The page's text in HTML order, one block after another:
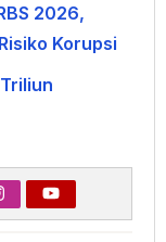
2026,
Korupsi